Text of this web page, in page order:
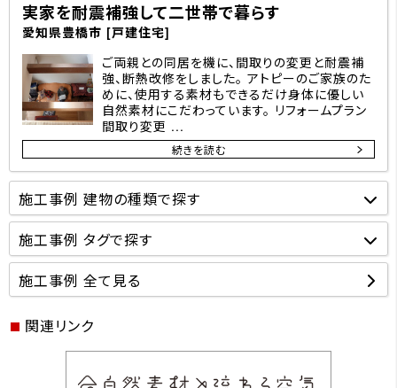
実家を耐震補強して二世帯で暮らす
愛知県豊橋市 [戸建住宅]
ご両親との同居を機に、間取りの変更と耐震補
強、断熱改修をしました。 アトピーのご家族のた
めに、使用する素材もできるだけ身体に優しい
自然素材にこだわっています。 リフォームプラン
間取り変更 ...
続きを読む
施工事例 建物の種類で探す
施工事例 タグで探す
施工事例 全て見る
関連リンク